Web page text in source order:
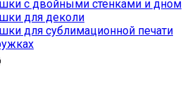
с двойными стенками и дном
для деколи
для сублимационной печати